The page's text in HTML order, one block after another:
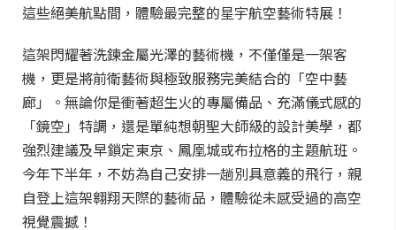
這些絕美航點間，體驗最完整的星宇航空藝術特展！
這架閃耀著洗鍊金屬光澤的藝術機，不僅僅是一架客
機，更是將前衛藝術與極致服務完美結合的「空中藝
廊」。無論你是衝著超生火的專屬備品、充滿儀式感的
「鏡空」特調，還是單純想朝聖大師級的設計美學，都
強烈建議及早鎖定東京、鳳凰城或布拉格的主題航班。
今年下半年，不妨為自己安排一趟別具意義的飛行，親
自登上這架翱翔天際的藝術品，體驗從未感受過的高空
視覺震撼！